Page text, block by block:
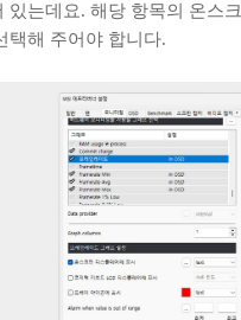
있는데요. 해당 항목의 온스
택해 주어야 합니다.